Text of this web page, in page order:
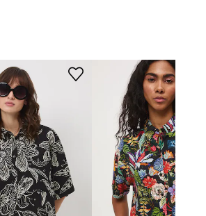
ROZMĚRY
Menší velikost
Doporučujeme zvolit si o číslo větší
velikost, než běžně nosíte.
Prohlédněte si rozměry produktu